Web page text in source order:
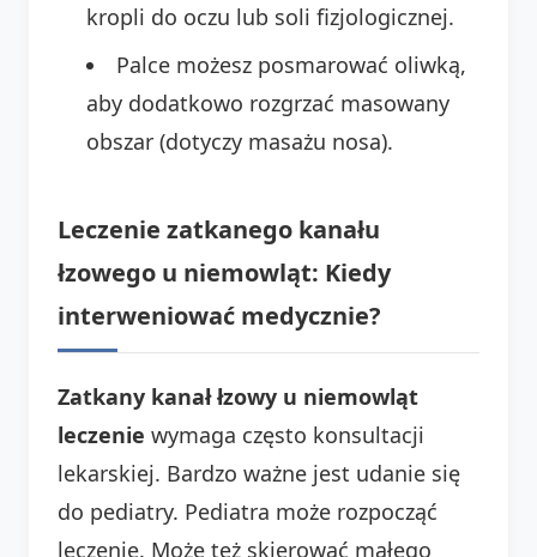
kropli do oczu lub soli fizjologicznej.
Palce możesz posmarować oliwką,
aby dodatkowo rozgrzać masowany
obszar (dotyczy masażu nosa).
Leczenie zatkanego kanału
łzowego u niemowląt: Kiedy
interweniować medycznie?
Zatkany kanał łzowy u niemowląt
leczenie wymaga często konsultacji
lekarskiej. Bardzo ważne jest udanie się
do pediatry. Pediatra może rozpocząć
leczenie. Może też skierować małego